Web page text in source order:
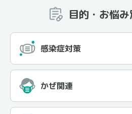
目的・お悩
感染症対策
かぜ関連